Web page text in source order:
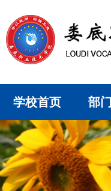
学校首页 部